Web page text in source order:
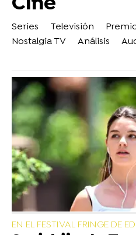
Series Televisión
Nostalgia TV
Análisis
EN EL FESTIVAL FRINGE DE